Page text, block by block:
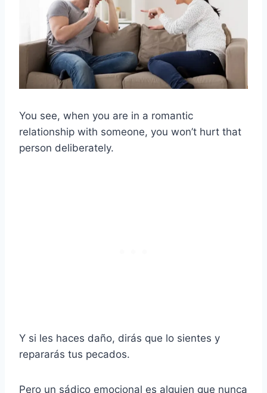
You see, when you are in a romantic
relationship with someone, you won’t hurt that
person deliberately.
Y si les haces daño, dirás que lo sientes y
repararás tus pecados.
Pero un sádico emocional es alguien que nunca